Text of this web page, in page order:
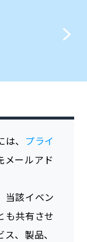
、 プライ
メールアド
当該イベン
も共有させ
、製品、